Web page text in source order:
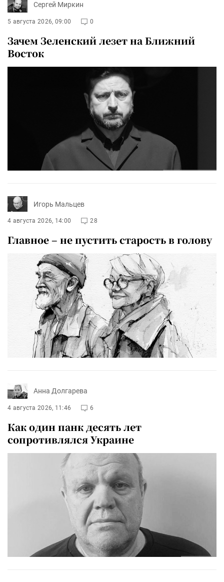
Сергей Миркин
5 августа 2026, 09:00 0
Зачем Зеленский лезет на Ближний
Восток
Игорь Мальцев
4 августа 2026, 14:00 28
Главное – не пустить старость в голову
Анна Долгарева
4 августа 2026, 11:46 6
Как один панк десять лет
сопротивлялся Украине